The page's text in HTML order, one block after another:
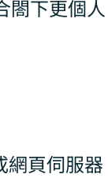
閤下更個人
網頁伺服器